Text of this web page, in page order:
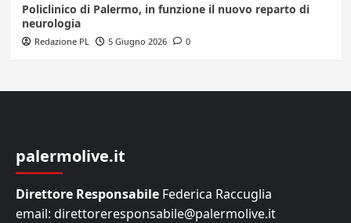
Policlinico di Palermo, in funzione il nuovo reparto di
neurologia
Redazione PL 5 Giugno 2026 0
palermolive.it
Direttore Responsabile Federica Raccuglia
email: direttoreresponsabile@palermolive.it